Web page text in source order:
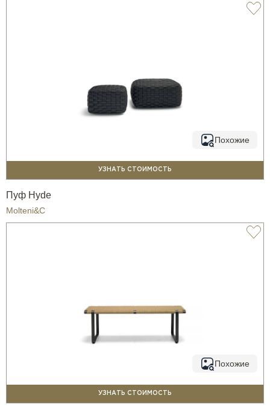
Похожие
УЗНАТЬ СТОИМОСТЬ
Пуф Hyde
Molteni&C
Похожие
УЗНАТЬ СТОИМОСТЬ